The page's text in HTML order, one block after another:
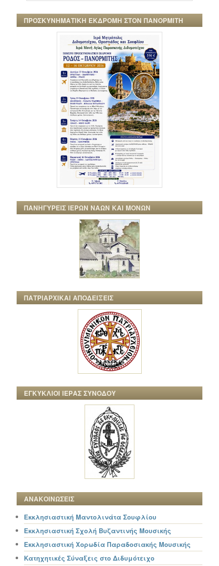
ΠΡΟΣΚΥΝΗΜΑΤΙΚΗ ΕΚΔΡΟΜΗ ΣΤΟΝ ΠΑΝΟΡΜΙΤΗ
ΠΑΝΗΓΥΡΕΙΣ ΙΕΡΩΝ ΝΑΩΝ ΚΑΙ ΜΟΝΩΝ
ΠΑΤΡΙΑΡΧΙΚΑΙ ΑΠΟΔΕΙΞΕΙΣ
ΕΓΚΥΚΛΙΟΙ ΙΕΡΑΣ ΣΥΝΟΔΟΥ
ΑΝΑΚΟΙΝΩΣΕΙΣ
Εκκλησιαστική Μαντολινάτα Σουφλίου
Εκκλησιαστική Σχολή Βυζαντινής Μουσικής
Εκκλησιαστική Χορωδία Παραδοσιακής Μουσικής
Κατηχητικές Σύναξεις στο Διδυμότειχο